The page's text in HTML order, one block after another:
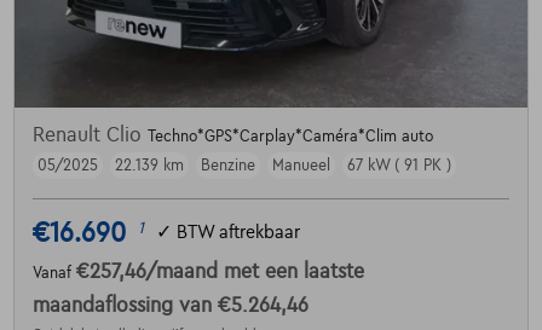
Renault Clio Techno*GPS*Carplay*Caméra*Clim auto
05/2025
22.139 km Benzine Manueel 67 kW ( 91 PK )
€16.690 1 ✓ BTW aftrekbaar
Vanaf €257,46/maand met een laatste
maandaflossing van €5.264,46